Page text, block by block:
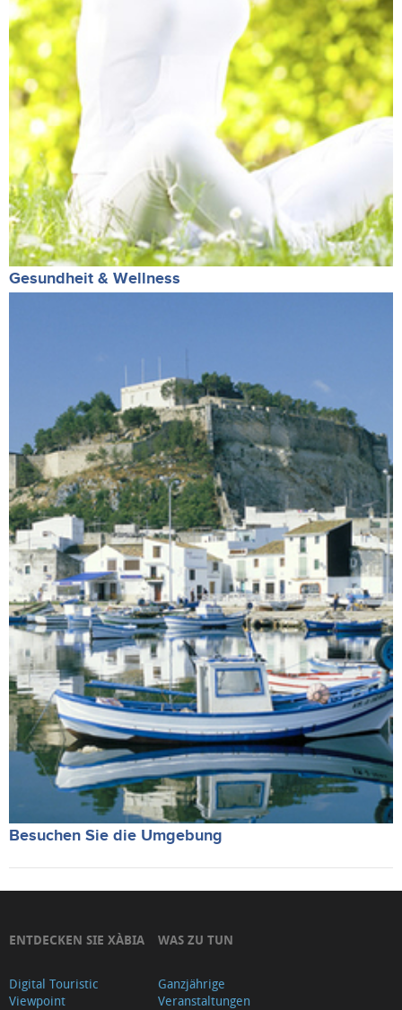
Gesundheit & Wellness
Besuchen Sie die Umgebung
ENTDECKEN SIE XÀBIA
Digital Touristic
Viewpoint
WAS ZU TUN
Ganzjährige
Veranstaltungen